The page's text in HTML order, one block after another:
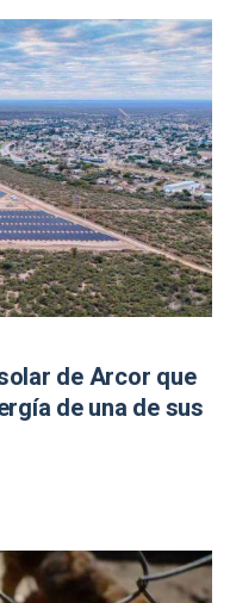
de Arcor que
de una de sus